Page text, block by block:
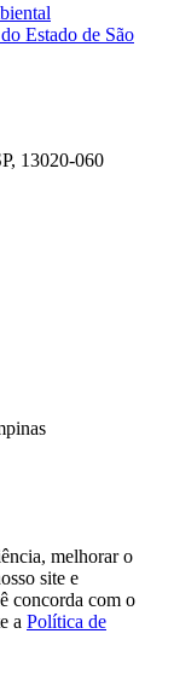
Estado de São
13020-060
melhorar o
site e
concorda com o
a Política de